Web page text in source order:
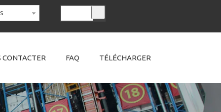
CONTACTER FAQ TÉLÉCHARGER